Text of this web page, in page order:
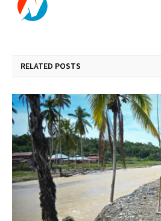
RELATED POSTS